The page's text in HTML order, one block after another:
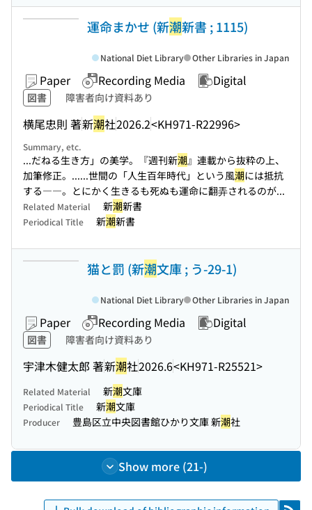
運命まかせ (新潮新書 ; 1115)
Paper Recording Media Digital
図書 障害者向け資料あり
横尾忠則 著新潮社2026.2<KH971-R22996>
National Diet Library Other Libraries in Japan
Summary, etc.
...だねる生き方」の美学。『週刊新潮』連載から抜粋の上、
加筆修正。......世間の「人生百年時代」という風潮には抵抗
する――。とにかく生きるも死ぬも運命に翻弄されるのが...
Related Material 新潮新書
Periodical Title 新潮新書
猫と罰 (新潮文庫 ; う-29-1)
Paper Recording Media Digital
図書 障害者向け資料あり
宇津木健太郎 著新潮社2026.6<KH971-R25521>
National Diet Library Other Libraries in Japan
Related Material 新潮文庫
Periodical Title 新潮文庫
Producer 豊島区立中央図書館ひかり文庫 新潮社
Show more (21-)